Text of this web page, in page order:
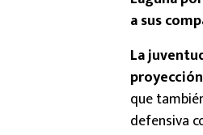
a sus
La
que
defensiva